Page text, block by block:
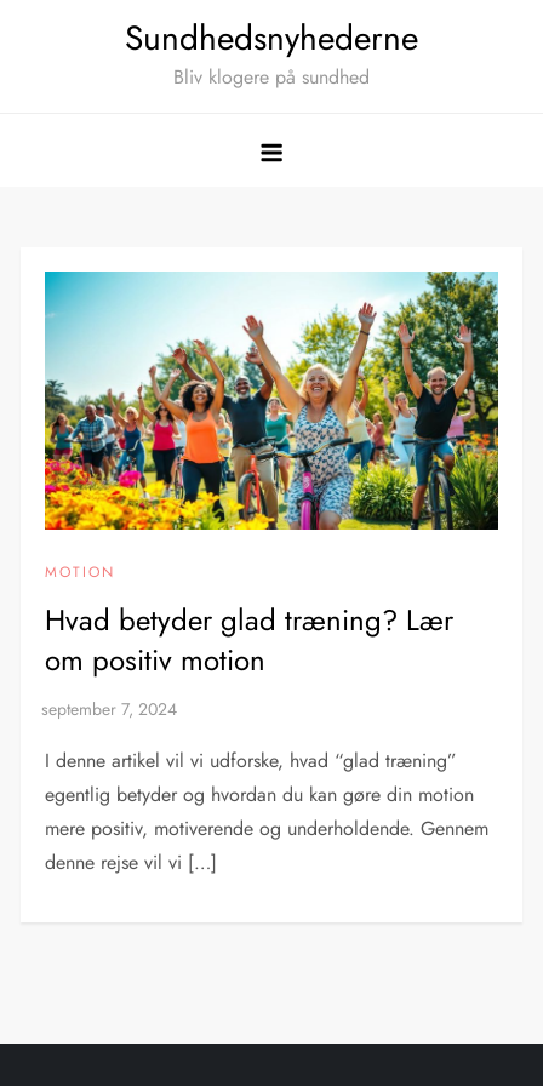
Sundhedsnyhederne
Bliv klogere på sundhed
MOTION
Hvad betyder glad træning? Lær
om positiv motion
I denne artikel vil vi udforske, hvad “glad træning”
egentlig betyder og hvordan du kan gøre din motion
mere positiv, motiverende og underholdende. Gennem
denne rejse vil vi […]